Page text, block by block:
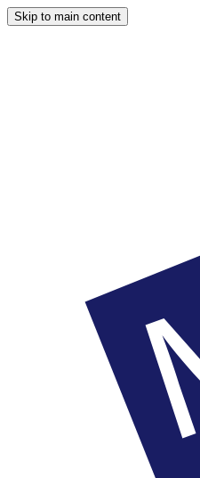
Skip to main content